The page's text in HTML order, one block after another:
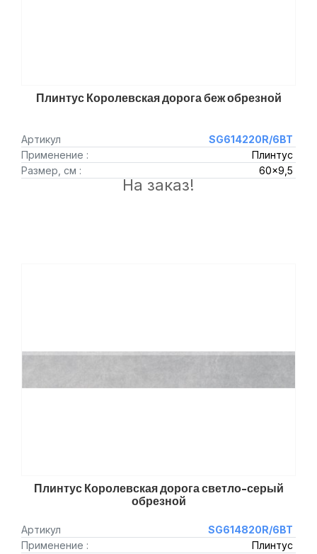
Плинтус Королевская дорога беж обрезной
Артикул
SG614220R/6BT
Применение :
Плинтус
Размер, см :
60x9,5
На заказ!
Плинтус Королевская дорога светло-серый
обрезной
Артикул
SG614820R/6BT
Применение :
Плинтус